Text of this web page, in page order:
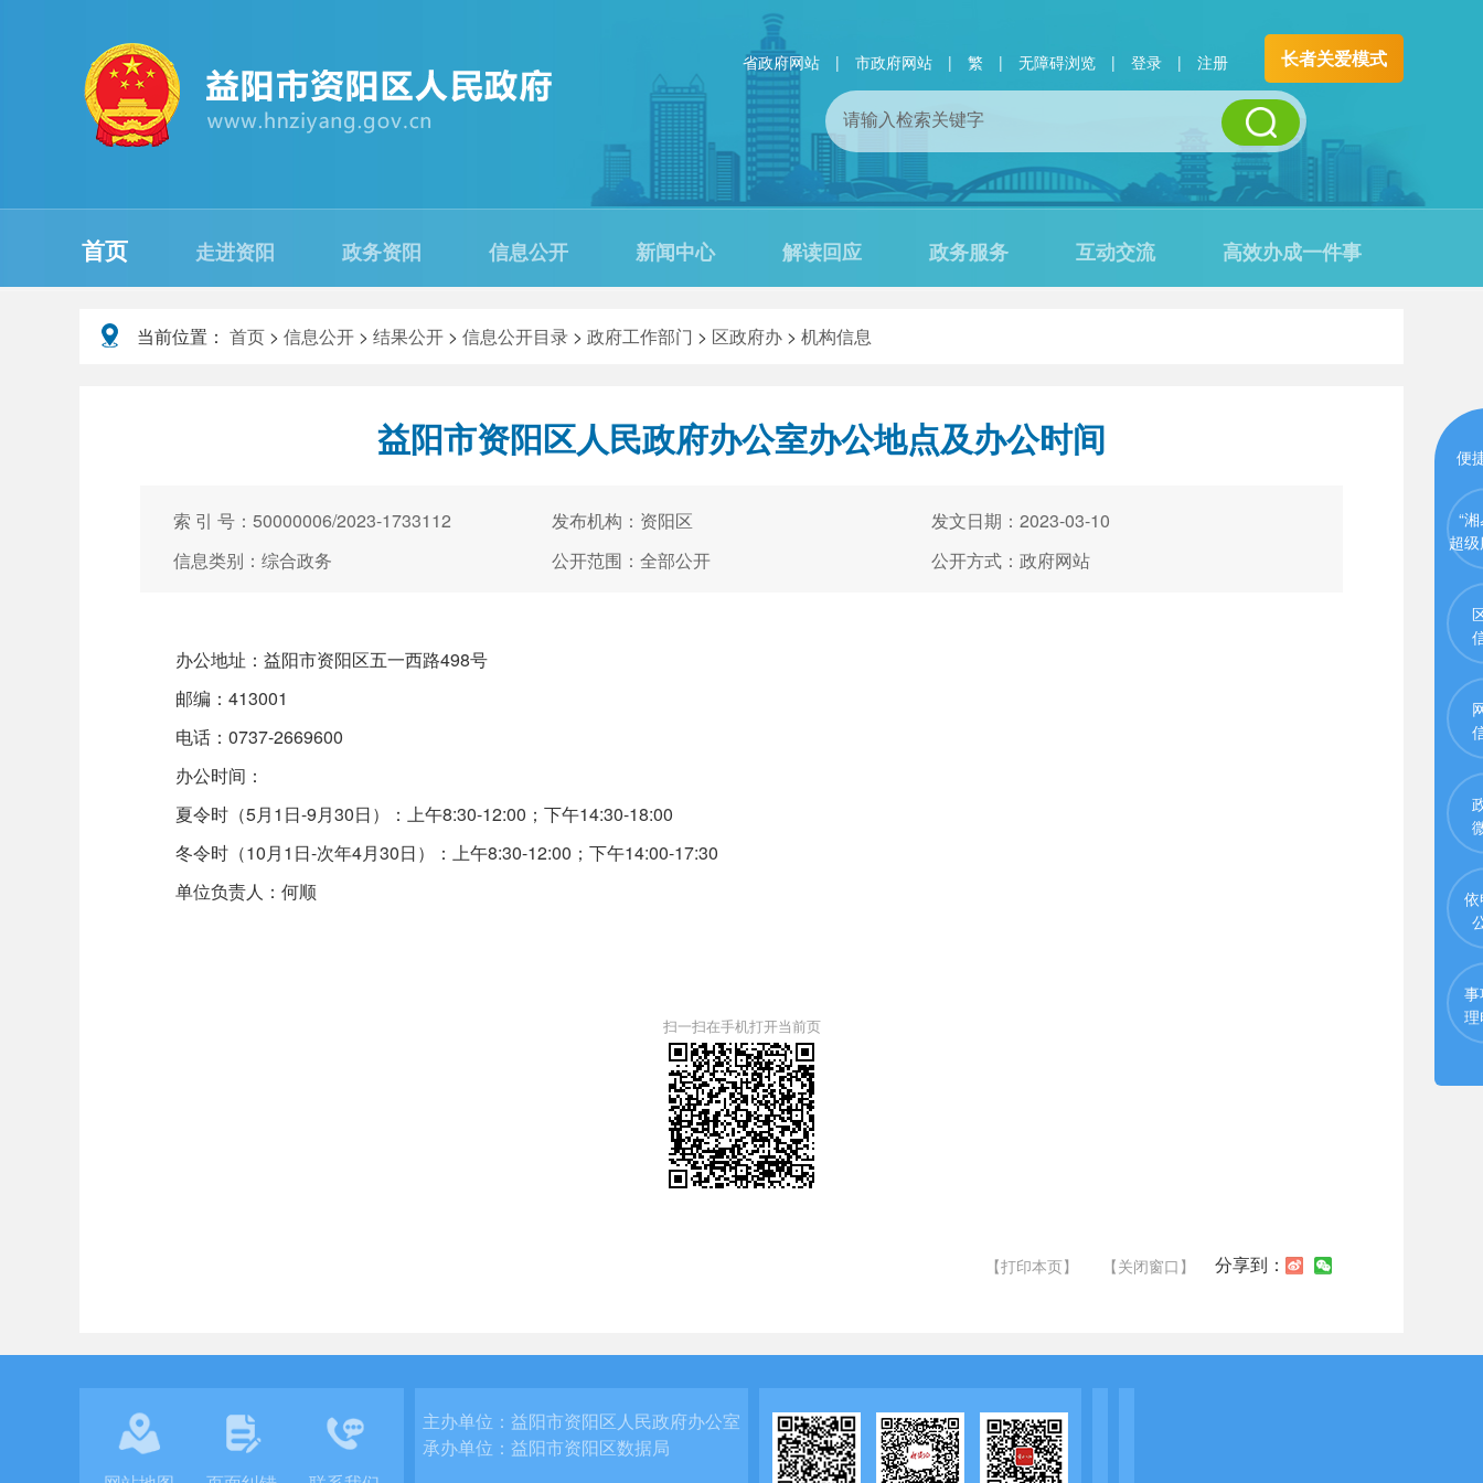
省政府网站 | 市政府网站 | 繁 | 无障碍浏览 | 登录 | 注册 长者关爱模式
首页 走进资阳 政务资阳 信息公开 新闻中心 解读回应 政务服务 互动交流 高效办成一件事
当前位置： 首页 > 信息公开 > 结果公开 > 信息公开目录 > 政府工作部门 > 区政府办 > 机构信息
益阳市资阳区人民政府办公室办公地点及办公时间
索 引 号：50000006/2023-1733112 发布机构：资阳区
发文日期：2023-03-10
信息类别：综合政务
公开范围：全部公开 公开方式：政府网站
办公地址：益阳市资阳区五一西路498号
邮编：413001
电话：0737-2669600
办公时间：
夏令时（5月1日-9月30日）：上午8:30-12:00；下午14:30-18:00
冬令时（10月1日-次年4月30日）：上午8:30-12:00；下午14:00-17:30
单位负责人：何顺
扫一扫在手机打开当前页
【打印本页】 【关闭窗口】 分享到：
便
“
超
主办单位：益阳市资阳区人民政府办公室
承办单位：益阳市资阳区数据局